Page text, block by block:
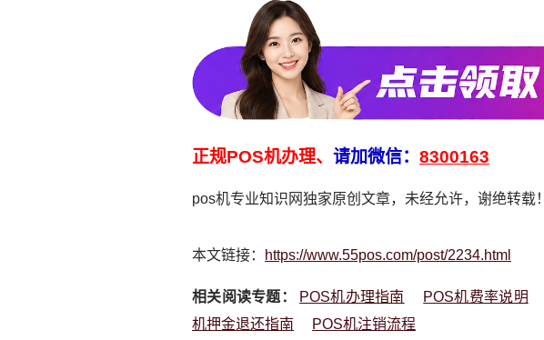
正规POS机办理、 请加微信： 8300163
pos机专业知识网独家原创文章，未经允许，谢绝转载！
本文链接： https://www.55pos.com/post/2234.html
相关阅读专题： POS机办理指南 POS机费率说明
机押金退还指南
POS机注销流程